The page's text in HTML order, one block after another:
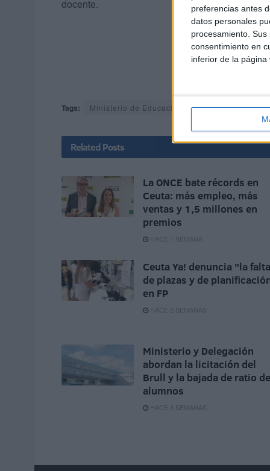
preferencias antes
datos personales
procesamiento.
consentimiento en
inferior de la página
docente.
Tags: Ministerio de Educación y FP (MEFP)
Related Posts
La ONCE bate récords en
Ceuta: más empleo, más
ventas y 1,5 millones en
premios
HACE 1 SEMANA
Ceuta Ya! denuncia "la falta
de plazas y de
en FP
HACE 2 SEMANAS
Ministerio y Delegación
abordan la licitación del
Brull y la bajada de ratio de
alumnos
HACE 3 SEMANAS